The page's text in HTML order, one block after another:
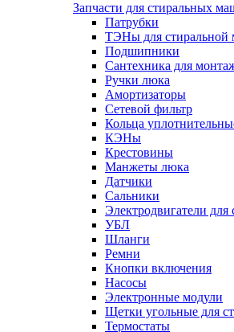
Запчасти для стиральных
Патрубки
ТЭНы для
Подшипники
Сантехника для
Ручки люка
Амортизаторы
Сетевой фильтр
Кольца
КЭНы
Крестовины
Манжеты люка
Датчики
Сальники
Электродвигатели
УБЛ
Шланги
Ремни
Кнопки включения
Насосы
Электронные модули
Щетки угольные для
Термостаты